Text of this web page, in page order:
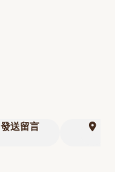
發送留言